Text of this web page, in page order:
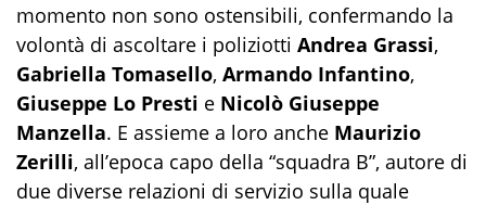
momento non sono ostensibili, confermando la
volontà di ascoltare i poliziotti Andrea Grassi,
Gabriella Tomasello, Armando Infantino,
Giuseppe Lo Presti e Nicolò Giuseppe
Manzella. E assieme a loro anche Maurizio
Zerilli, all’epoca capo della “squadra B”, autore di
due diverse relazioni di servizio sulla quale